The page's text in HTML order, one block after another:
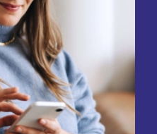
varat atrast mūsu